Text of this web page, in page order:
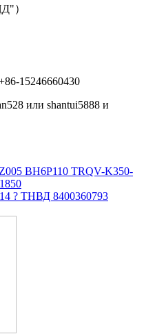
）
15246660430
или shantui5888 и
BH6P110 TRQV-K350-
? ТНВД 8400360793